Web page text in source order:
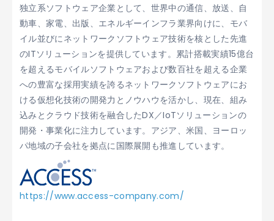
独立系ソフトウェア企業として、世界中の通信、放送、自
動車、家電、出版、エネルギーインフラ業界向けに、モバ
イル並びにネットワークソフトウェア技術を核とした先進
のITソリューションを提供しています。累計搭載実績15億台
を超えるモバイルソフトウェアおよび数百社を超える企業
への豊富な採用実績を誇るネットワークソフトウェアにお
ける仮想化技術の開発力とノウハウを活かし、現在、組み
込みとクラウド技術を融合したDX／IoTソリューションの
開発・事業化に注力しています。アジア、米国、ヨーロッ
パ地域の子会社を拠点に国際展開も推進しています。
https://www.access-company.com/